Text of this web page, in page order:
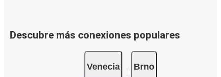
Descubre más conexiones populares
Venecia Brno